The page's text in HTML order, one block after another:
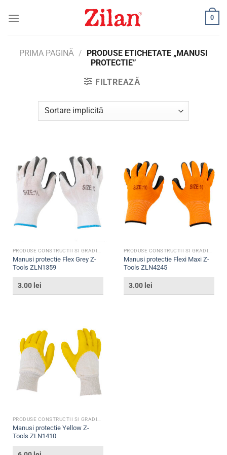
0
PRIMA PAGINĂ / PRODUSE ETICHETATE „MANUSI
PROTECTIE”
FILTREAZĂ
PRODUSE CONSTRUCTII SI GRADINA
Manusi protectie Flex Grey Z-
Tools ZLN1359
3.00 lei
PRODUSE CONSTRUCTII SI GRADINA
Manusi protectie Flexi Maxi Z-
Tools ZLN4245
3.00 lei
Manusi protectie Yellow Z-
Tools ZLN1410